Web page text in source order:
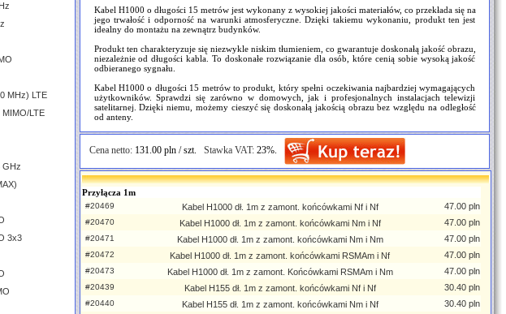
MHz) LTE
LTE
GHz
3x3
Kabel H1000 o długości 15 metrów jest wykonany z wysokiej jakości materiałów, co przekłada się na
jego trwałość i odporność na warunki atmosferyczne. Dzięki takiemu wykonaniu, produkt ten jest
idealny do montażu na zewnątrz budynków.
Produkt ten charakteryzuje się niezwykle niskim tłumieniem, co gwarantuje doskonałą jakość obrazu,
niezależnie od długości kabla. To doskonałe rozwiązanie dla osób, które cenią sobie wysoką jakość
odbieranego sygnału.
Kabel H1000 o długości 15 metrów to produkt, który spełni oczekiwania najbardziej wymagających
użytkowników. Sprawdzi się zarówno w domowych, jak i profesjonalnych instalacjach telewizji
satelitarnej. Dzięki niemu, możemy cieszyć się doskonałą jakością obrazu bez względu na odległość
od anteny.
Cena netto: 131.00 pln / szt. Stawka VAT: 23%.
Przyłącza 1m
#20469 Kabel H1000 dł. 1m z zamont. końcówkami Nf i Nf 47.00 pln
#20470 Kabel H1000 dł. 1m z zamont. końcówkami Nm i Nf 47.00 pln
#20471 Kabel H1000 dł. 1m z zamont. końcówkami Nm i Nm 47.00 pln
#20472 Kabel H1000 dł. 1m z zamont. końcówkami RSMAm i Nf 47.00 pln
#20473 Kabel H1000 dł. 1m z zamont. Końcówkami RSMAm i Nm 47.00 pln
#20439 Kabel H155 dł. 1m z zamont. końcówkami Nf i Nf 30.40 pln
#20440 Kabel H155 dł. 1m z zamont. końcówkami Nm i Nf 30.40 pln